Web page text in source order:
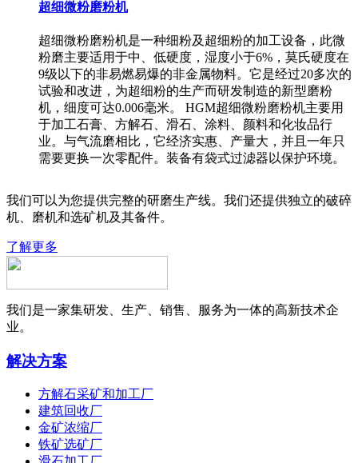
超细微粉磨粉机
超细微粉磨粉机是一种细粉及超细粉的加工设备，此微
粉磨主要适用于中、低硬度，湿度小于6%，莫氏硬度在
9级以下的非易燃易爆的非金属物料。它是经过20多次的
试验和改进，为超细粉的生产而研发制造的新型磨粉
机，细度可达0.006毫米。 HGM超细微粉磨粉机主要用
于加工石膏、方解石、滑石、涂料、颜料和化妆品行
业。与气流磨相比，它经济实惠、产量大，并且一年只
需要更换一次零配件。装备有袋式过滤器以保护环境。
我们可以为您提供完整的研磨生产线。我们还提供独立的破碎
机、磨机和选矿机及其备件。
了解更多
我们是一家集研发、生产、销售、服务为一体的高新技术企
业。
解决方案
方解石采矿和加工厂
建筑回收厂
金矿浓缩厂
铁矿选矿厂